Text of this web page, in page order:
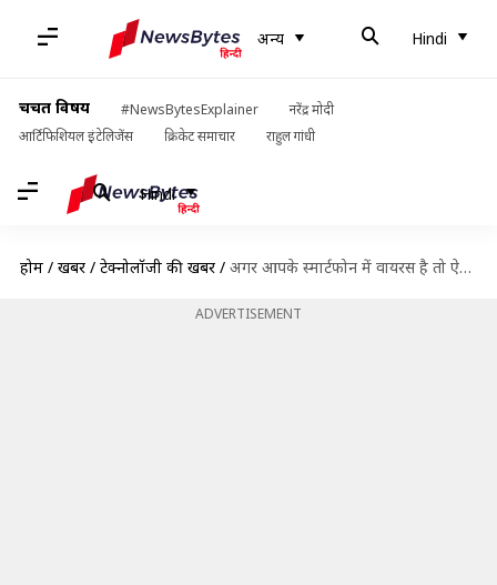
अन्य Hindi
चर्चित विषय #NewsBytesExplainer
नरेंद्र मोदी
आर्टिफिशियल इंटेलिजेंस
क्रिकेट समाचार राहुल गांधी
Hindi
होम / खबरें / टेक्नोलॉजी की खबरें / अगर आपके स्मार्टफोन में वायरस है तो ऐसे पता लगाएं
ADVERTISEMENT